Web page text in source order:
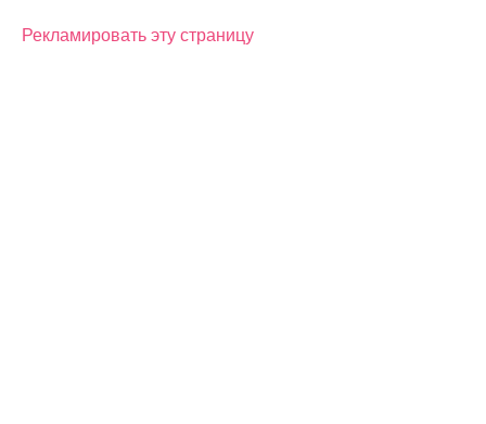
Рекламировать эту страницу